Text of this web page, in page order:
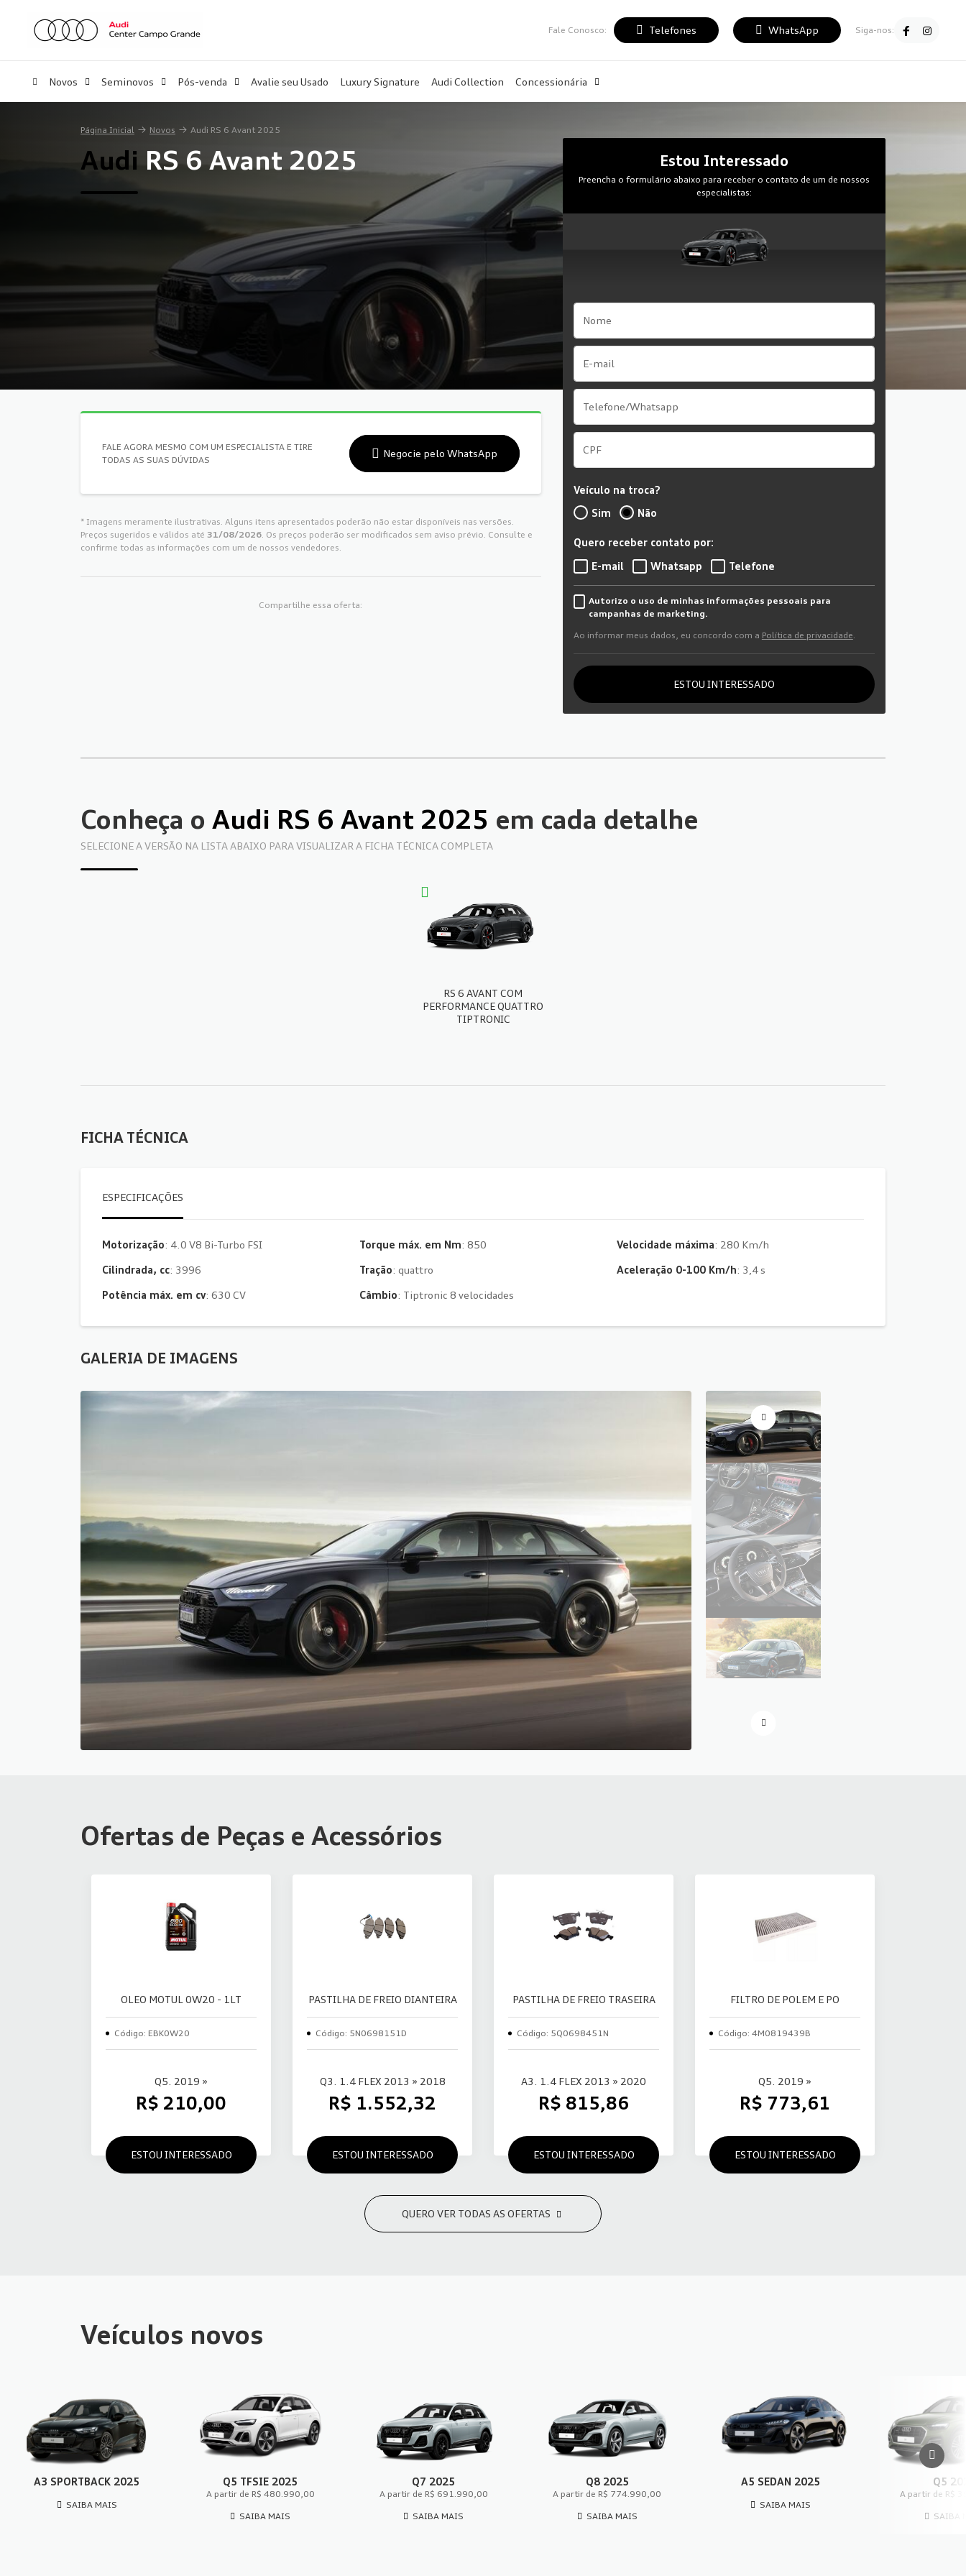
Fale Conosco: Telefones WhatsApp Siga-nos:
Novos Seminovos Pós-venda Avalie seu Usado Luxury Signature Audi Collection Concessionária
Página Inicial Novos Audi RS 6 Avant 2025
Audi RS 6 Avant 2025
FALE AGORA MESMO COM UM ESPECIALISTA E TIRE
TODAS AS SUAS DÚVIDAS
Negocie pelo WhatsApp
* Imagens meramente ilustrativas. Alguns itens apresentados poderão não estar disponíveis nas versões.
Preços sugeridos e válidos até 31/08/2026. Os preços poderão ser modificados sem aviso prévio. Consulte e
confirme todas as informações com um de nossos vendedores.
Compartilhe essa oferta:
Estou Interessado
Preencha o formulário abaixo para receber o contato de um de nossos
especialistas:
Veículo na troca?
Sim
Não
Quero receber contato por:
E-mail
Whatsapp Telefone
Autorizo o uso de minhas informações pessoais para
campanhas de marketing.
Ao informar meus dados, eu concordo com a Política de privacidade.
ESTOU INTERESSADO
Conheça o Audi RS 6 Avant 2025 em cada detalhe
SELECIONE A VERSÃO NA LISTA ABAIXO PARA VISUALIZAR A FICHA TÉCNICA COMPLETA
RS 6 AVANT COM
PERFORMANCE QUATTRO
TIPTRONIC
FICHA TÉCNICA
ESPECIFICAÇÕES
Motorização : 4.0 V8 Bi-Turbo FSI
Cilindrada, cc : 3996
Potência máx. em cv : 630 CV
Torque máx. em Nm : 850
Tração : quattro
Câmbio : Tiptronic 8 velocidades
Velocidade máxima : 280 Km/h
Aceleração 0-100 Km/h : 3,4 s
GALERIA DE IMAGENS
Ofertas de Peças e Acessórios
OLEO MOTUL 0W20 - 1LT
Código: EBK0W20
Q5. 2019 »
R$ 210,00
ESTOU INTERESSADO
PASTILHA DE FREIO DIANTEIRA
Código: 5N0698151D
Q3. 1.4 FLEX 2013 » 2018
R$ 1.552,32
ESTOU INTERESSADO
PASTILHA DE FREIO TRASEIRA
Código: 5Q0698451N
A3. 1.4 FLEX 2013 » 2020
R$ 815,86
ESTOU INTERESSADO
FILTRO DE POLEM E PO
Código: 4M0819439B
Q5. 2019 »
R$ 773,61
ESTOU INTERESSADO
QUERO VER TODAS AS OFERTAS
Veículos novos
A3 SPORTBACK 2025
SAIBA MAIS
Q5 TFSIE 2025
A partir de R$ 480.990,00
SAIBA MAIS
Q7 2025
A partir de R$ 691.990,00
SAIBA MAIS
Q8 2025
A partir de R$ 774.990,00
SAIBA MAIS
A5 SEDAN 2025
SAIBA MAIS
Q5
A partir de R$
SAIBA